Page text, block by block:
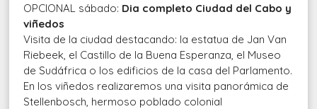
OPCIONAL sábado: Dia completo Ciudad del Cabo y
viñedos
Visita de la ciudad destacando: la estatua de Jan Van
Riebeek, el Castillo de la Buena Esperanza, el Museo
de Sudáfrica o los edificios de la casa del Parlamento.
En los viñedos realizaremos una visita panorámica de
Stellenbosch, hermoso poblado colonial